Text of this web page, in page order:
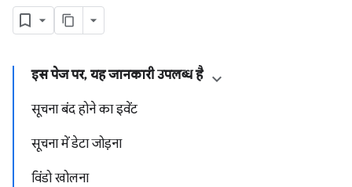
इस पेज पर, यह जानकारी उपलब्ध है
सूचना बंद होने का इवेंट
सूचना में डेटा जोड़ना
विंडो खोलना